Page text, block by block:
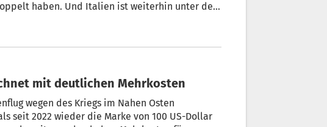
haben. Und Italien ist weiterhin unter den
 Energiepreise: Wirtschaft rechnet mit deutlichen Mehrkosten
wegen des Kriegs im Nahen Osten
seit 2022 wieder die Marke von 100 US-Dollar